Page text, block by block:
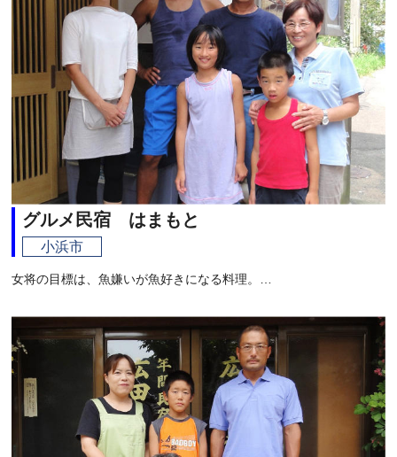
グルメ民宿 はまもと
小浜市
女将の目標は、魚嫌いが魚好きになる料理。…